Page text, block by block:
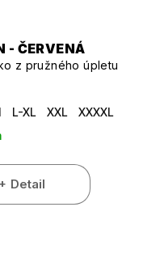
- ČERVENÁ
z pružného úpletu
L-XL XXL
XXXXL
Detail